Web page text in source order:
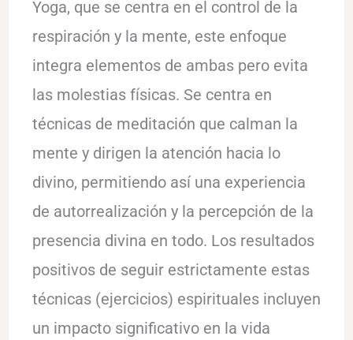
Yoga, que se centra en el control de la
respiración y la mente, este enfoque
integra elementos de ambas pero evita
las molestias físicas. Se centra en
técnicas de meditación que calman la
mente y dirigen la atención hacia lo
divino, permitiendo así una experiencia
de autorrealización y la percepción de la
presencia divina en todo. Los resultados
positivos de seguir estrictamente estas
técnicas (ejercicios) espirituales incluyen
un impacto significativo en la vida